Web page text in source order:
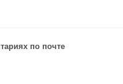
по почте